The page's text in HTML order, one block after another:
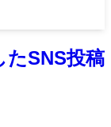
たSNS投稿